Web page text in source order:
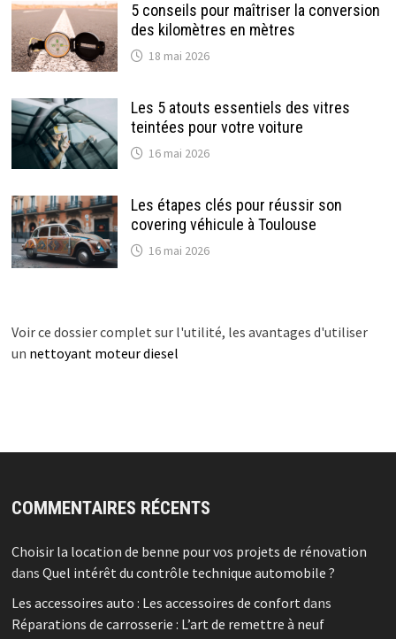
5 conseils pour maîtriser la conversion
des kilomètres en mètres
18 mai 2026
Les 5 atouts essentiels des vitres
teintées pour votre voiture
16 mai 2026
Les étapes clés pour réussir son
covering véhicule à Toulouse
16 mai 2026
Voir ce dossier complet sur l'utilité, les avantages d'utiliser
un nettoyant moteur diesel
COMMENTAIRES RÉCENTS
Choisir la location de benne pour vos projets de rénovation
dans Quel intérêt du contrôle technique automobile ?
Les accessoires auto : Les accessoires de confort dans
Réparations de carrosserie : L’art de remettre à neuf